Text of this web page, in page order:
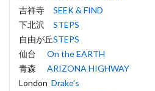
吉祥寺 SEEK & FIND
下北沢 STEPS
自由が丘STEPS
仙台 On the EARTH
青森 ARIZONA HIGHWAY
London Drake’s